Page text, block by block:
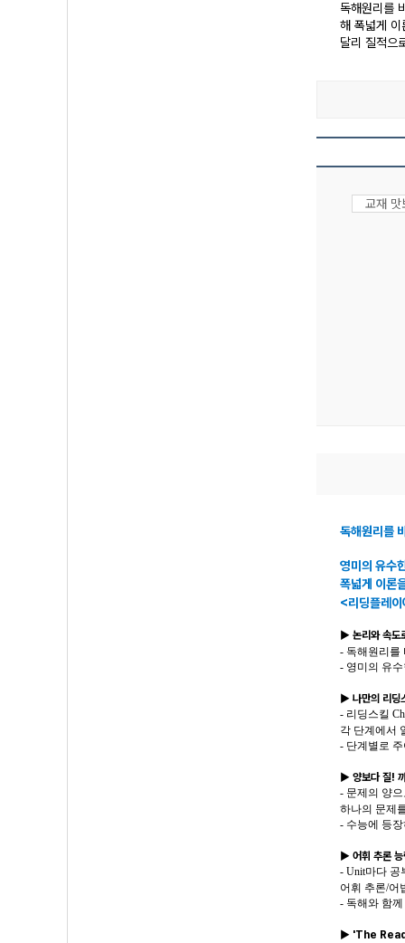
독해원리를
해 폭넓게 이
달리 질적으
교재
독해원리를
영미의 유수
폭넓게 이론
<리딩플레
▶ 논리와 속도
- 독해원리를
- 영미의 유
▶ 나만의 리딩
- 리딩스킬
각 단계에서
- 단계별로
▶ 양보다 질!
- 문제의 양
하나의 문제
- 수능에 등
▶ 어휘 추론 능
- Unit마다 공
어휘 추론/어
- 독해와 함
▶ 'The